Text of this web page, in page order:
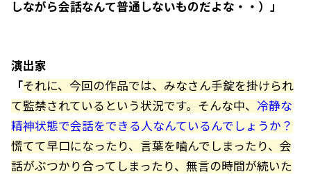
しながら会話なんて普通しないものだよな・・）」
演出家
「それに、今回の作品では、みなさん手錠を掛けられ
て監禁されているという状況です。そんな中、 冷静な
精神状態で会話をできる人なんているんでしょうか？
慌てて早口になったり、言葉を噛んでしまったり、会
話がぶつかり合ってしまったり、無言の時間が続いた